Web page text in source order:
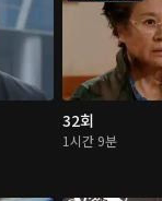
32회
1시간 9분